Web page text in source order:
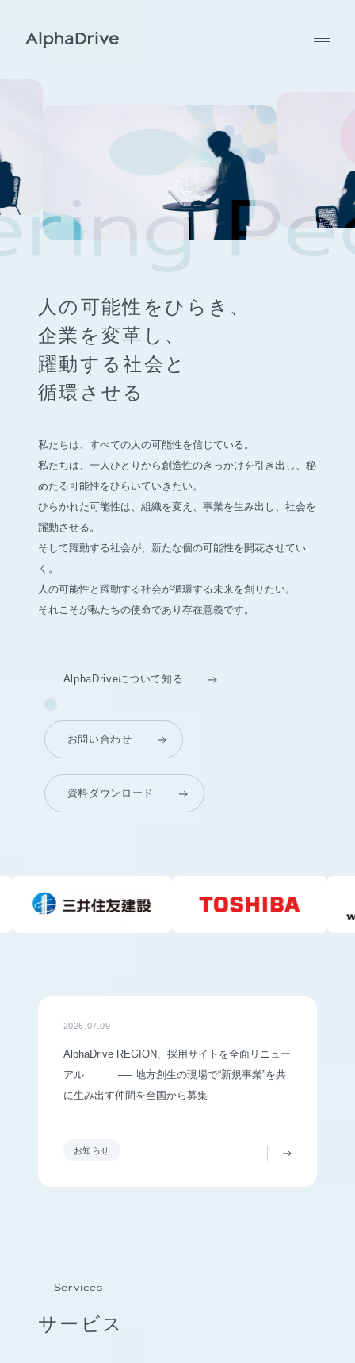
人の可能性をひらき、
企業を変革し、
躍動する社会と
循環させる
私たちは、すべての人の可能性を信じている。
私たちは、一人ひとりから創造性のきっかけを引き出し、 秘
めたる可能性をひらいていきたい。
ひらかれた可能性は、組織を変え、事業を生み出し、社会を
躍動させる。
そして躍動する社会が、新たな個の可能性を開花させてい
く。
人の可能性と躍動する社会が循環する未来を創りたい。
それこそが私たちの使命であり存在意義です。
AlphaDriveについて知る
お問い合わせ
資料ダウンロード
2026.07.09
お知らせ
AlphaDrive REGION、採用サイトを全面リニュー
アル ── 地方創生の現場で“新規事業”を共
に生み出す仲間を全国から募集
Services
サービス